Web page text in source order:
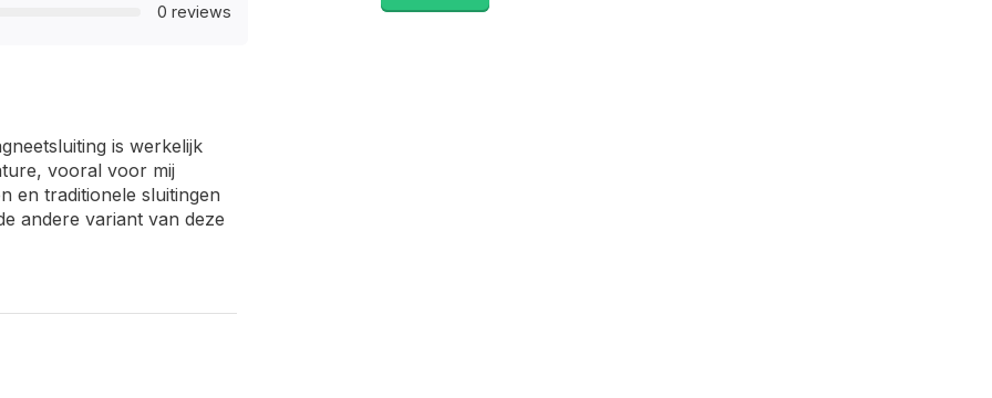
0 reviews
is werkelijk
vooral voor mij
en traditionele sluitingen
andere variant van deze